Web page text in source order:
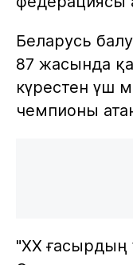
Беларусь
87 жасында
күрестен үш
чемпионы
"ХХ ғасырдың